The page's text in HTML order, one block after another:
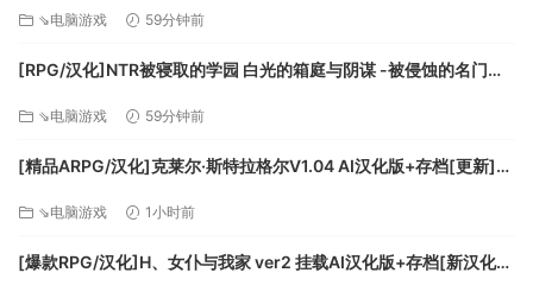
⇘电脑游戏 59分钟前
[RPG/汉化]NTR被寝取的学园 白光的箱庭与阴谋 -被侵蚀的名门女
⇘电脑游戏 59分钟前
[精品ARPG/汉化]克莱尔·斯特拉格尔V1.04 AI汉化版+存档[更新]
⇘电脑游戏 1小时前
[爆款RPG/汉化]H、女仆与我家 ver2 挂载AI汉化版+存档[新汉化]